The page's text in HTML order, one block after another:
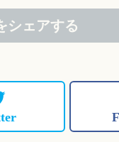
シェアする